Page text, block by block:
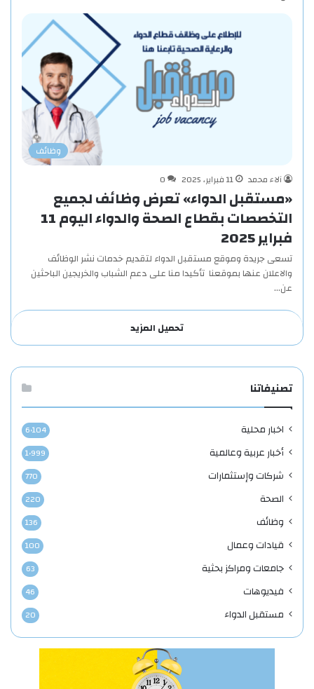
وظائف
آلاء محمد
11 فبراير، 2025 0
«مستقبل الدواء» تعرض وظائف لجميع
التخصصات بقطاع الصحة والدواء اليوم 11
فبراير 2025
تسعى جريدة وموقع مستقبل الدواء لتقديم خدمات نشر الوظائف
والاعلان عنها بموقعنا تأكيدا منا على دعم الشباب والخريجين الباحثين
عن…
تحميل المزيد
تصنيفاتنا
اخبار محلية 6٬104
أخبار عربية وعالمية 1٬999
شركات وإستثمارات 770
الصحة 220
وظائف 136
قيادات وعمال 100
جامعات ومراكز بحثية 63
فيديوهات 46
مستقبل الدواء 20